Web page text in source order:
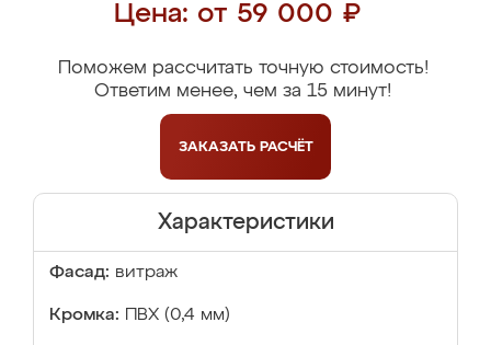
Цена: от 59 000 ₽
Поможем рассчитать точную стоимость!
Ответим менее, чем за 15 минут!
ЗАКАЗАТЬ РАСЧЁТ
Характеристики
Фасад: витраж
Кромка: ПВХ (0,4 мм)